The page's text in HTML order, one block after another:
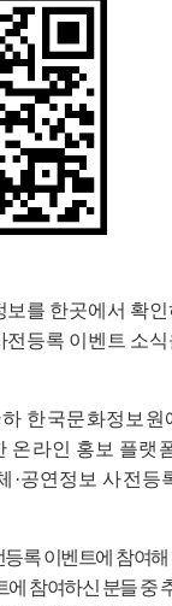
보를 한곳에서 확
전등록 이벤트 소
한국문화정보원
온라인 홍보 플랫
·공연정보 사전등
록 이벤트에 참여
에 참여하신 분들 중